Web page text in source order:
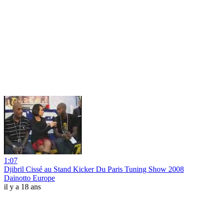
1:07
Djibril Cissé au Stand Kicker Du Paris Tuning Show 2008
Dainotto Europe
il y a 18 ans